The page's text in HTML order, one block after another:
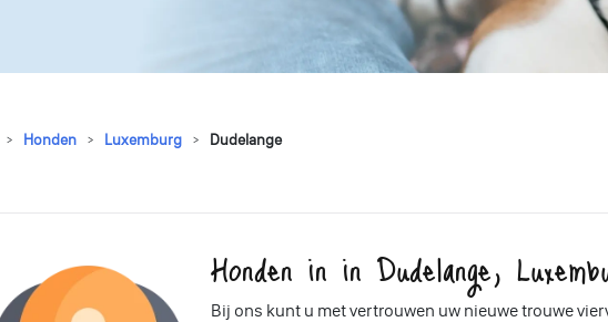
Honden Luxemburg Dudelange
Honden in in Dudelange,
Bij ons kunt u met vertrouwen uw nieuwe trouwe